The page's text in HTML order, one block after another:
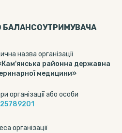
БАЛАНСОУТРИМУВАЧА
назва організації
районна державна
медицини»
організації або особи
25789201
організації